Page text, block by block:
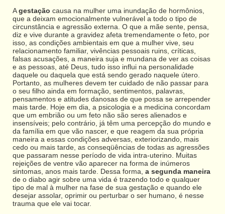
Agestação causa na mulher uma inundação de hormônios,
que a deixam emocionalmente vulnerável a todo o tipo de
circunstância e agressão externa. O que a mãe sente, pensa,
diz e vive durante a gravidez afeta tremendamente o feto, por
isso, as condições ambientais em que a mulher vive, seu
relacionamento familiar, vivências pessoais ruins, críticas,
falsas acusações, a maneira suja e mundana de ver as coisas
e as pessoas, até Deus, tudo isso influi na personalidade
daquele ou daquela que está sendo gerado naquele útero.
Portanto, as mulheres devem ter cuidado de não passar para
o seu filho ainda em formação, sentimentos, palavras,
pensamentos e atitudes danosas de que possa se arrepender
mais tarde. Hoje em dia, a psicologia e a medicina concordam
que um embrião ou um feto não são seres alienados e
insensíveis; pelo contrário, já têm uma percepção do mundo e
da família em que vão nascer, e que reagem da sua própria
maneira a essas condições adversas, exteriorizando, mais
cedo ou mais tarde, as conseqüências de todas as agressões
que passaram nesse período de vida intra-uterino. Muitas
rejeições de ventre vão aparecer na forma de inúmeros
sintomas, anos mais tarde. Dessa forma, a segunda maneira
de o diabo agir sobre uma vida é trazendo todo e qualquer
tipo de mal à mulher na fase de sua gestação e quando ele
desejar assolar, oprimir ou perturbar o ser humano, é nesse
trauma que ele vai tocar.